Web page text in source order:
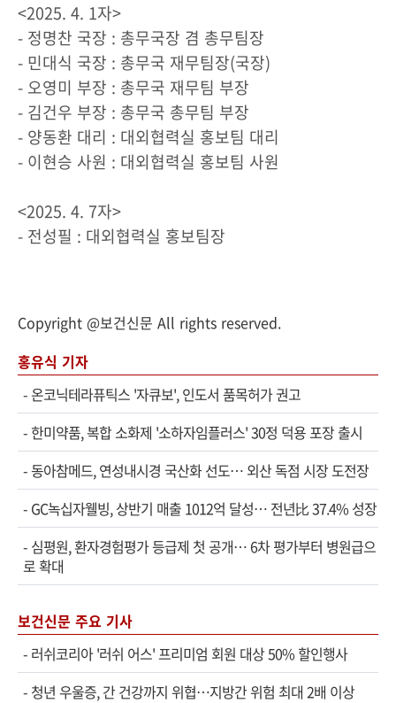
<2025. 4. 1자>
- 정명찬 국장 : 총무국장 겸 총무팀장
- 민대식 국장 : 총무국 재무팀장(국장)
- 오영미 부장 : 총무국 재무팀 부장
- 김건우 부장 : 총무국 총무팀 부장
- 양동환 대리 : 대외협력실 홍보팀 대리
- 이현승 사원 : 대외협력실 홍보팀 사원
<2025. 4. 7자>
- 전성필 : 대외협력실 홍보팀장
Copyright @보건신문 All rights reserved.
홍유식 기자
- 온코닉테라퓨틱스 '자큐보', 인도서 품목허가 권고
- 한미약품, 복합 소화제 '소하자임플러스' 30정 덕용 포장 출시
-동아참메드, 연성내시경 국산화 선도… 외산 독점 시장 도전장
- GC녹십자웰빙, 상반기 매출 1012억 달성… 전년比 37.4% 성장
- 심평원, 환자경험평가 등급제 첫 공개… 6차 평가부터 병원급으
로 확대
보건신문 주요 기사
- 러쉬코리아 '러쉬 어스' 프리미엄 회원 대상 50% 할인행사
- 청년 우울증, 간 건강까지 위협…지방간 위험 최대 2배 이상